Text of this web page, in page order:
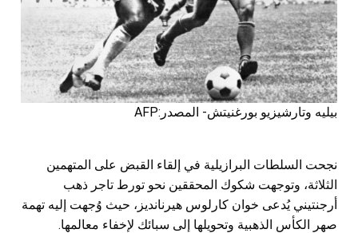
بيليه وتارشيزيو بورغنيتش- المصدر:AFP
نجحت السلطات البرازيلية في إلقاء القبض على المتهمين
الثلاثة، وتوجهت شكوك المحققين نحو تورط تاجر ذهب
أرجنتيني يُدعى خوان كارلوس هيرنانديز، حيث وُجهت إليه تهمة
صهر الكأس الذهبية وتحويلها إلى سبائك لإخفاء معالمها.